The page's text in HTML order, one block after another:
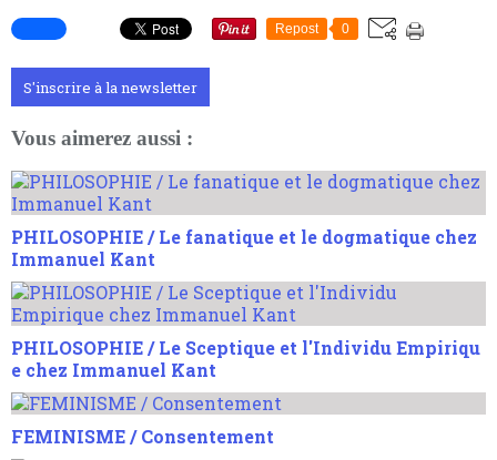
Repost 0
S'inscrire à la newsletter
Vous aimerez aussi :
PHILOSOPHIE / Le fanatique et le dogmatique chez
Immanuel Kant
PHILOSOPHIE / Le Sceptique et l'Individu Empiriqu
e chez Immanuel Kant
FEMINISME / Consentement